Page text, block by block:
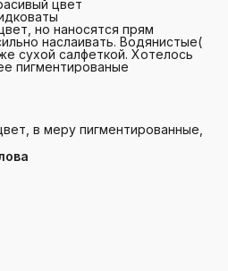
цвет
но наносятся прям
наслаивать. Водянистые(
сухой салфеткой. Хотелось
пигментированые
в меру пигментированные,